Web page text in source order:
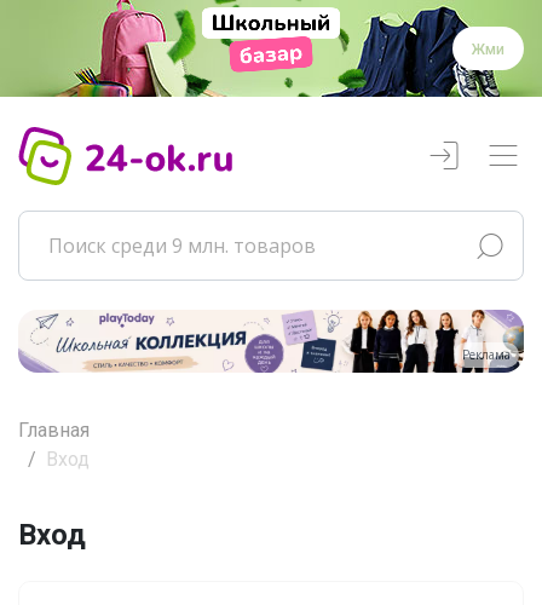
Жми
Реклама
Главная
Вход
Вход